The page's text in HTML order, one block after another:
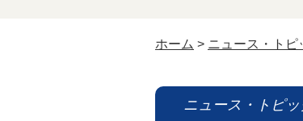
ホーム > ニュース・トピ
ニュース・トピッ